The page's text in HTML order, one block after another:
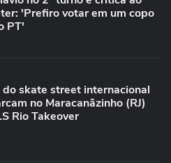
'Prefiro votar em um copo
PT'
skate street internacional
no Maracanãzinho (RJ)
Rio Takeover